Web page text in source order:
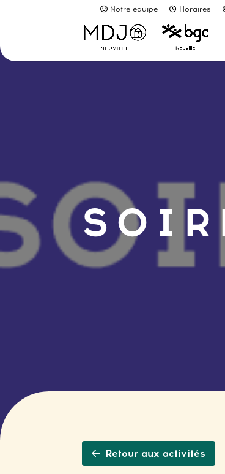
Notre équipe Horaires
Retour aux activités